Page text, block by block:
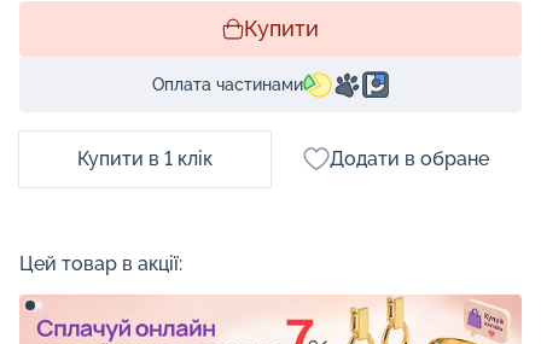
Купити
Оплата частинами
Купити в 1 клік Додати в обране
Цей товар в акції: